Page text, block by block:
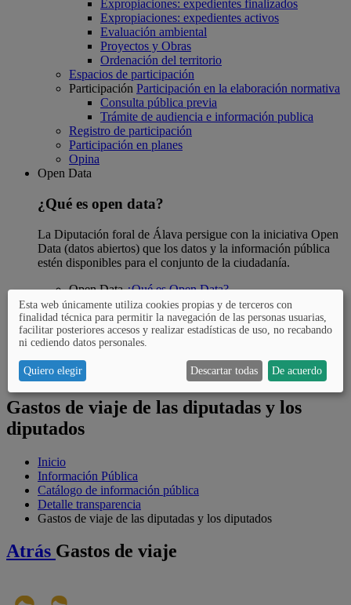
Expropiaciones: expedientes finalizados
Expropiaciones: expedientes activos
Evaluación ambiental
Proyectos y Obras
Ordenación del territorio
Espacios de participación
Participación Participación en la elaboración normativa
Consulta pública previa
Trámite de audiencia e información publica
Registro de participación
Participación en planes
Opina
Open Data
¿Qué es open data?
La Diputación foral de Álava persigue con la iniciativa Open
Data (datos abiertos) que los datos y la información pública
estén disponibles para el conjunto de la ciudadanía.
Open Data ¿Qué es Open Data?
Preguntas más frecuentes
Open Data Catálogo de datos abiertos
GeoAraba
Catastro de Álava
Catálogo de datos abiertos
Colabora
Gastos de viaje de las diputadas y los
diputados
Inicio
Información Pública
Catálogo de información pública
Detalle transparencia
Gastos de viaje de las diputadas y los diputados
Atrás Gastos de viaje
Esta web únicamente utiliza cookies propias y de terceros con
finalidad técnica para permitir la navegación de las personas usuarias,
facilitar posteriores accesos y realizar estadísticas de uso, no recabando
ni cediendo datos personales.
Quiero elegir Descartar todas De acuerdo